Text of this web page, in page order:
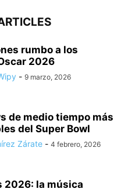
rumbo a los
2026
- 9 marzo, 2026
de medio tiempo más
del Super Bowl
Zárate - 4 febrero, 2026
2026: la música